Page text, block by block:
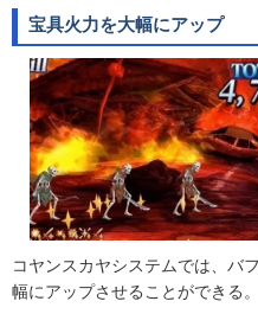
宝具火力を大幅にアップ
コヤンスカヤシステムでは、バ
幅にアップさせることができる。